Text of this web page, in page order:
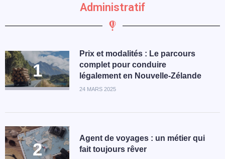
Administratif
Prix et modalités : Le parcours
complet pour conduire
légalement en Nouvelle-Zélande
24 MARS 2025
Agent de voyages : un métier qui
fait toujours rêver